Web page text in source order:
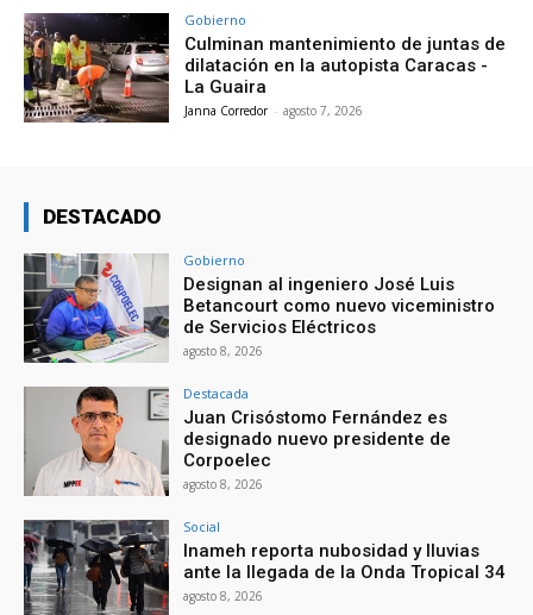
Gobierno
Culminan mantenimiento de juntas de
dilatación en la autopista Caracas -
La Guaira
Janna Corredor - agosto 7, 2026
DESTACADO
Gobierno
Designan al ingeniero José Luis
Betancourt como nuevo viceministro
de Servicios Eléctricos
agosto 8, 2026
Destacada
Juan Crisóstomo Fernández es
designado nuevo presidente de
Corpoelec
agosto 8, 2026
Social
Inameh reporta nubosidad y lluvias
ante la llegada de la Onda Tropical 34
agosto 8, 2026